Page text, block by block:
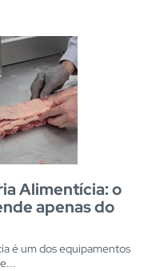
Alimentícia: o
apenas do
é um dos equipamentos